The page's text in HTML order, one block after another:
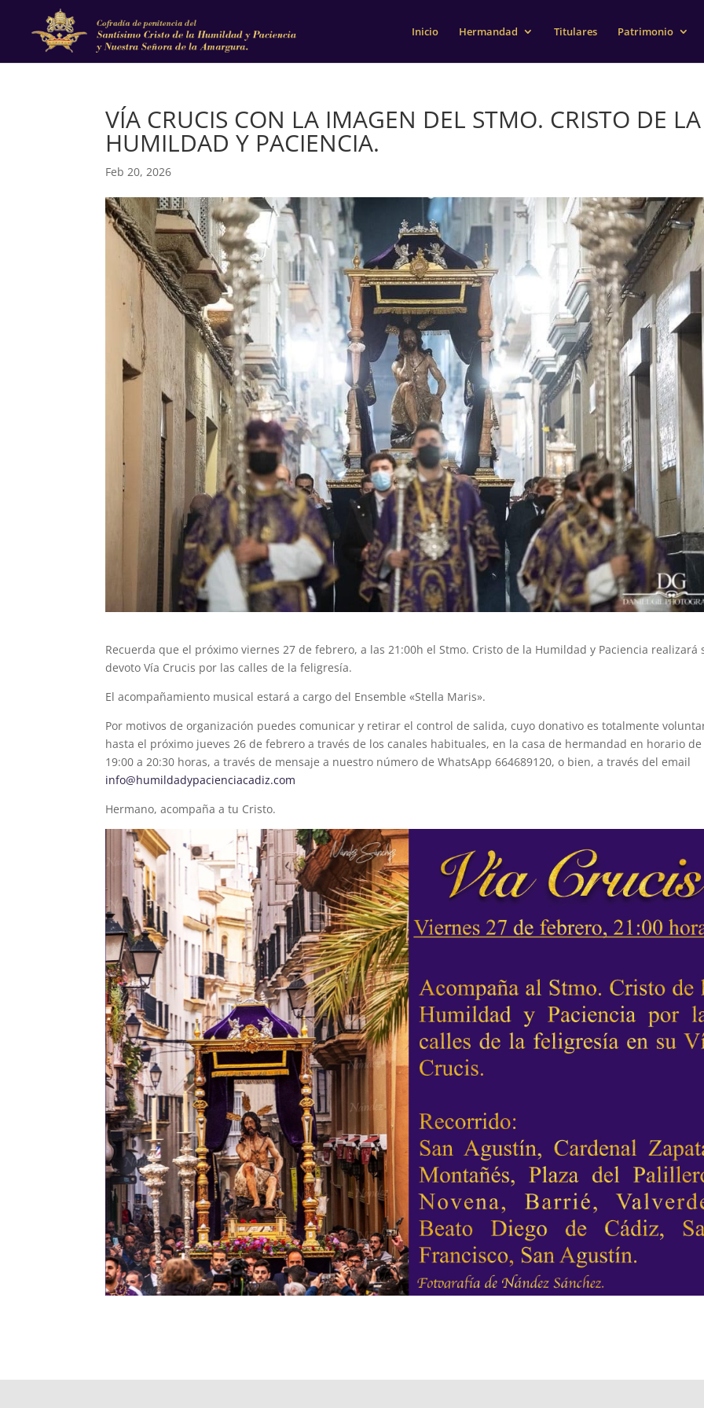
Inicio Hermandad Titulares Patrimonio
VÍA CRUCIS CON LA IMAGEN DEL STMO. CRISTO DE LA
HUMILDAD Y PACIENCIA.
Feb 20, 2026
Recuerda que el próximo viernes 27 de febrero, a las 21:00h el Stmo. Cristo de la Humildad y Paciencia realizará
devoto Vía Crucis por las calles de la feligresía.
El acompañamiento musical estará a cargo del Ensemble «Stella Maris».
Por motivos de organización puedes comunicar y retirar el control de salida, cuyo donativo es totalmente
hasta el próximo jueves 26 de febrero a través de los canales habituales, en la casa de hermandad en horario de
19:00 a 20:30 horas, a través de mensaje a nuestro número de WhatsApp 664689120, o bien, a través del email
info@humildadypacienciacadiz.com
Hermano, acompaña a tu Cristo.